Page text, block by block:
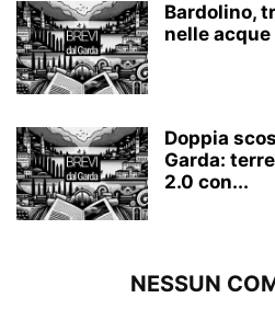
Bardolino,
nelle
Doppia
Garda:
2.0 con...
NESSUN